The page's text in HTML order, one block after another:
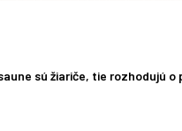
sú žiariče, tie rozhodujú